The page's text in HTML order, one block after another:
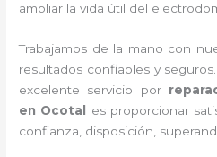
ampliar la vida útil del
Trabajamos de la mano con
resultados confiables y
excelente servicio por
en Ocotal
es proporcionar
confianza, disposición,